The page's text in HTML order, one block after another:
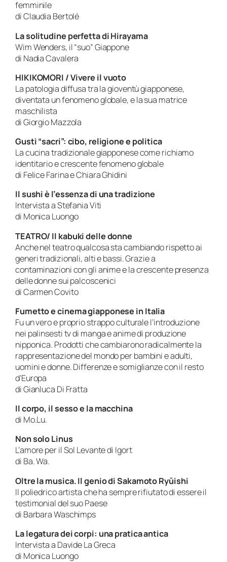
femminile
di Claudia Bertolé
La solitudine perfetta di Hirayama
Wim Wenders, il “suo” Giappone
di Nadia Cavalera
HIKIKOMORI / Vivere il vuoto
La patologia diffusa tra la gioventù giapponese,
diventata un fenomeno globale, e la sua matrice
maschilista
di Giorgio Mazzola
Gusti “sacri”: cibo, religione e politica
La cucina tradizionale giapponese come richiamo
identitario e crescente fenomeno globale
di Felice Farina e Chiara Ghidini
Il sushi è l’essenza di una tradizione
Intervista a Stefania Viti
di Monica Luongo
TEATRO/ Il kabuki delle donne
Anche nel teatro qualcosa sta cambiando rispetto ai
generi tradizionali, alti e bassi. Grazie a
contaminazioni con gli anime e la crescente presenza
delle donne sui palcoscenici
di Carmen Covito
Fumetto e cinema giapponese in Italia
Fu un vero e proprio strappo culturale l’introduzione
nei palinsesti tv di manga e anime di produzione
nipponica. Prodotti che cambiarono radicalmente la
rappresentazione del mondo per bambini e adulti,
uomini e donne. Differenze e somiglianze con il resto
d’Europa
di Gianluca Di Fratta
Il corpo, il sesso e la macchina
di Mo.Lu.
Non solo Linus
L’amore per il Sol Levante di Igort
di Ba. Wa.
Oltre la musica. Il genio di Sakamoto Ryūishi
Il poliedrico artista che ha sempre rifiutato di essere il
testimonial del suo Paese
di Barbara Waschimps
La legatura dei corpi: una pratica antica
Intervista a Davide La Greca
di Monica Luongo